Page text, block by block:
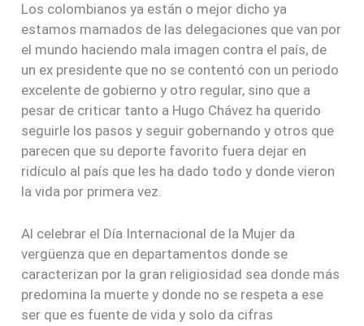
Los colombianos ya están o mejor dicho ya
estamos mamados de las delegaciones que van por
el mundo haciendo mala imagen contra el país, de
un ex presidente que no se contentó con un periodo
excelente de gobierno y otro regular, sino que a
pesar de criticar tanto a Hugo Chávez ha querido
seguirle los pasos y seguir gobernando y otros que
parecen que su deporte favorito fuera dejar en
ridículo al país que les ha dado todo y donde vieron
la vida por primera vez.
Al celebrar el Día Internacional de la Mujer da
vergüenza que en departamentos donde se
caracterizan por la gran religiosidad sea donde más
predomina la muerte y donde no se respeta a ese
ser que es fuente de vida y solo da cifras